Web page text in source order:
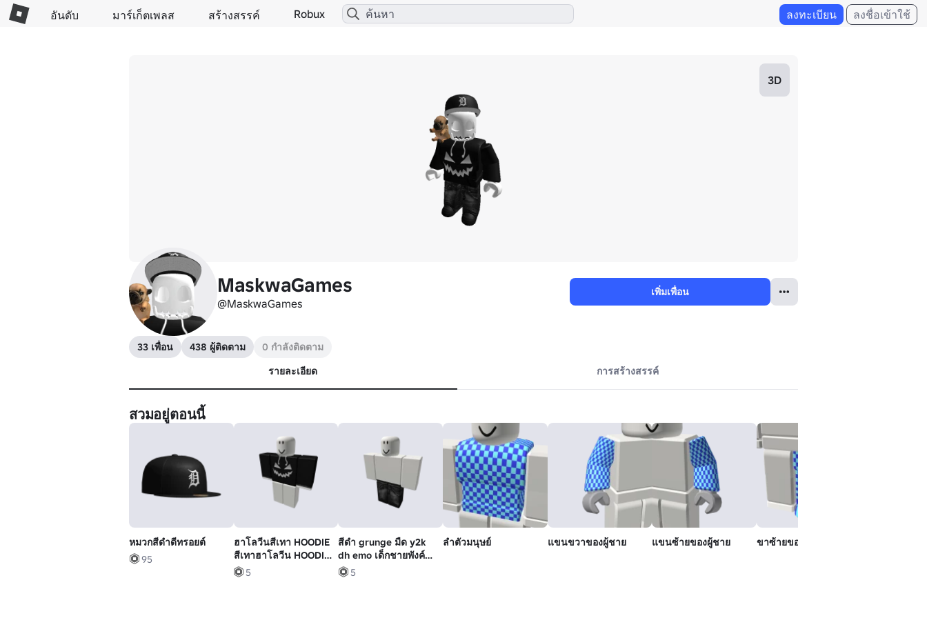
อันดับ มาร์เก็ตเพลส สร้างสรรค์ Robux ลงทะเบียน ลงชื่อเข้าใช้
3D
MaskwaGames
@MaskwaGames
เพิ่มเพื่อน
33 เพื่อน 438 ผู้ติดตาม
0 กำลังติดตาม
รายละเอียด
การสร้างสรรค์
สวมอยู่ตอนนี้
หมวกสีดําดีทรอยต์
95
ฮาโลวีนสีเทา HOODIE
สีเทาฮาโลวีน HOODIE
สีเทา H
5
สีดํา grunge มืด y2k
dh emo เด็กชายพังค์
หลบหนี
5
ลําตัวมนุษย์ แขนขวาของผู้ชาย แขนซ้ายของผู้ชาย ขาซ้ายของผู้ชาย